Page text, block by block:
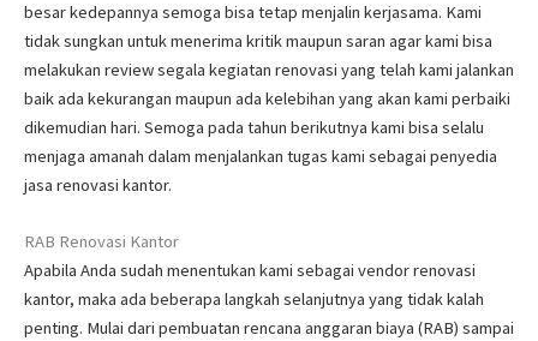
besar kedepannya semoga bisa tetap menjalin kerjasama. Kami
tidak sungkan untuk menerima kritik maupun saran agar kami bisa
melakukan review segala kegiatan renovasi yang telah kami jalankan
baik ada kekurangan maupun ada kelebihan yang akan kami perbaiki
dikemudian hari. Semoga pada tahun berikutnya kami bisa selalu
menjaga amanah dalam menjalankan tugas kami sebagai penyedia
jasa renovasi kantor.
RAB Renovasi Kantor
Apabila Anda sudah menentukan kami sebagai vendor renovasi
kantor, maka ada beberapa langkah selanjutnya yang tidak kalah
penting. Mulai dari pembuatan rencana anggaran biaya (RAB) sampai